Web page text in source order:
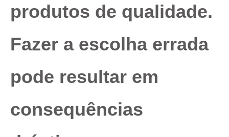
produtos de qualidade.
Fazer a escolha errada
pode resultar em
consequências